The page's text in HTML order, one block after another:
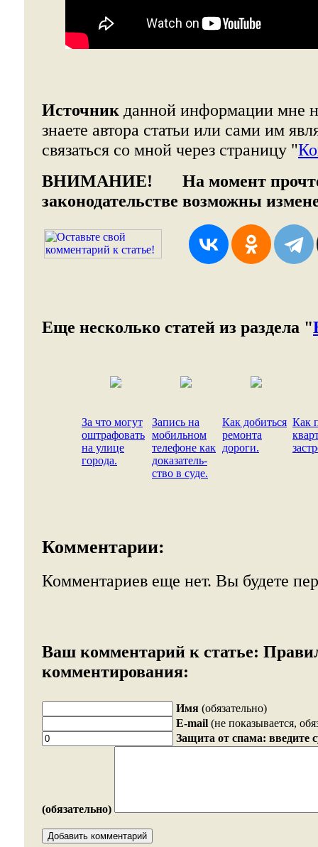
Источник данной информации мне
знаете автора статьи или сами им
связаться со мной через страницу "
ВНИМАНИЕ!
На момент
законодательстве возможны
Еще несколько статей из раздела "
За что могут
оштрафовать
на улице
города.
Запись на
мобильном
телефоне как
доказатель-
ство в суде.
Как добиться
ремонта
дороги.
Как
Комментарии:
Комментариев еще нет. Вы будете
Ваш комментарий к статье:
комментирования:
Имя (обязательно)
E-mail (не показывается,
Защита от спама: введите
(обязательно)